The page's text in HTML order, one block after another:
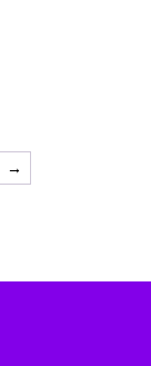
→